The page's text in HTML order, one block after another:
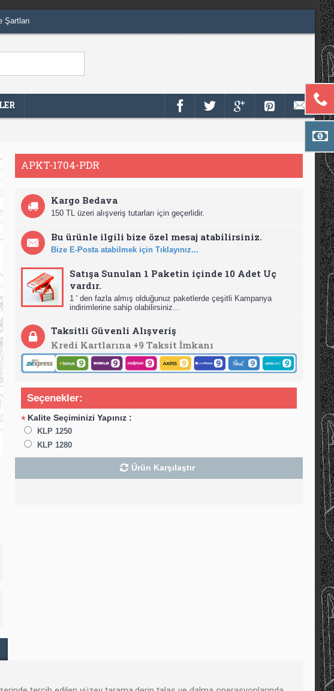
Şartları
APKT-1704-PDR
Kargo Bedava
150 TL üzeri alışveriş tutarları için geçerlidir.
Bu ürünle ilgili bize özel mesaj atabilirsiniz.
Bize E-Posta atabilmek için Tıklayınız...
Satışa Sunulan 1 Paketin içinde 10 Adet Uç
vardır.
1 ' den fazla almış olduğunuz paketlerde çeşitli Kampanya
indirimlerine sahip olabilirsiniz...
Taksitli Güvenli Alışveriş
Kredi Kartlarına +9 Taksit İmkanı
Seçenekler:
* Kalite Seçiminizi Yapınız :
KLP 1250
KLP 1280
Ürün Karşılaştır